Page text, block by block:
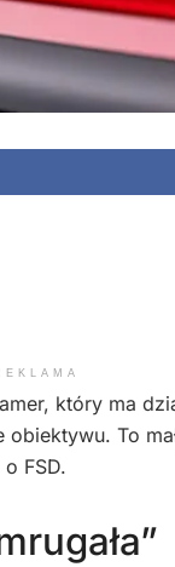
który ma
To
FSD.